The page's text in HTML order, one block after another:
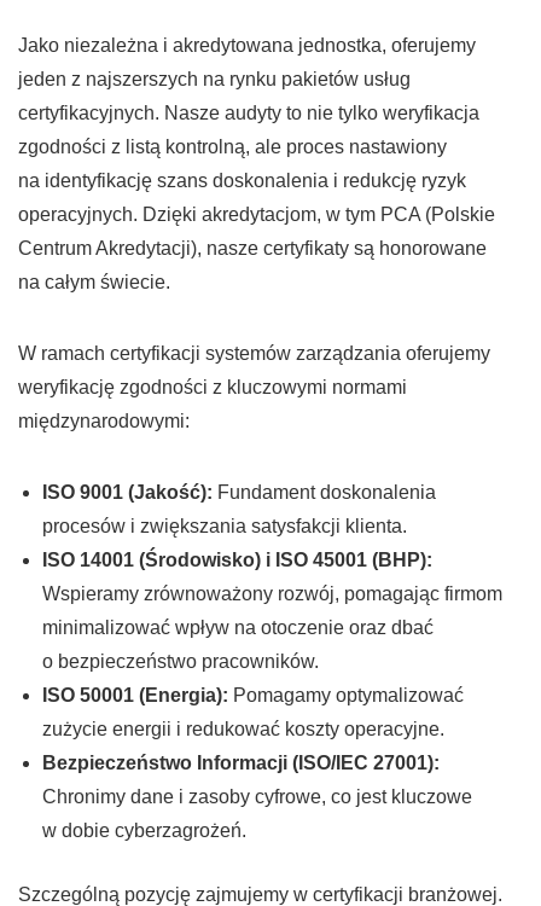
Jako niezależna i akredytowana jednostka, oferujemy
jeden z najszerszych na rynku pakietów usług
certyfikacyjnych. Nasze audyty to nie tylko weryfikacja
zgodności z listą kontrolną, ale proces nastawiony
na identyfikację szans doskonalenia i redukcję ryzyk
operacyjnych. Dzięki akredytacjom, w tym PCA (Polskie
Centrum Akredytacji), nasze certyfikaty są honorowane
na całym świecie.
W ramach certyfikacji systemów zarządzania oferujemy
weryfikację zgodności z kluczowymi normami
międzynarodowymi:
ISO 9001 (Jakość): Fundament doskonalenia
procesów i zwiększania satysfakcji klienta.
ISO 14001 (Środowisko) i ISO 45001 (BHP):
Wspieramy zrównoważony rozwój, pomagając firmom
minimalizować wpływ na otoczenie oraz dbać
o bezpieczeństwo pracowników.
ISO 50001 (Energia): Pomagamy optymalizować
zużycie energii i redukować koszty operacyjne.
Bezpieczeństwo Informacji (ISO/IEC 27001):
Chronimy dane i zasoby cyfrowe, co jest kluczowe
w dobie cyberzagrożeń.
Szczególną pozycję zajmujemy w certyfikacji branżowej.